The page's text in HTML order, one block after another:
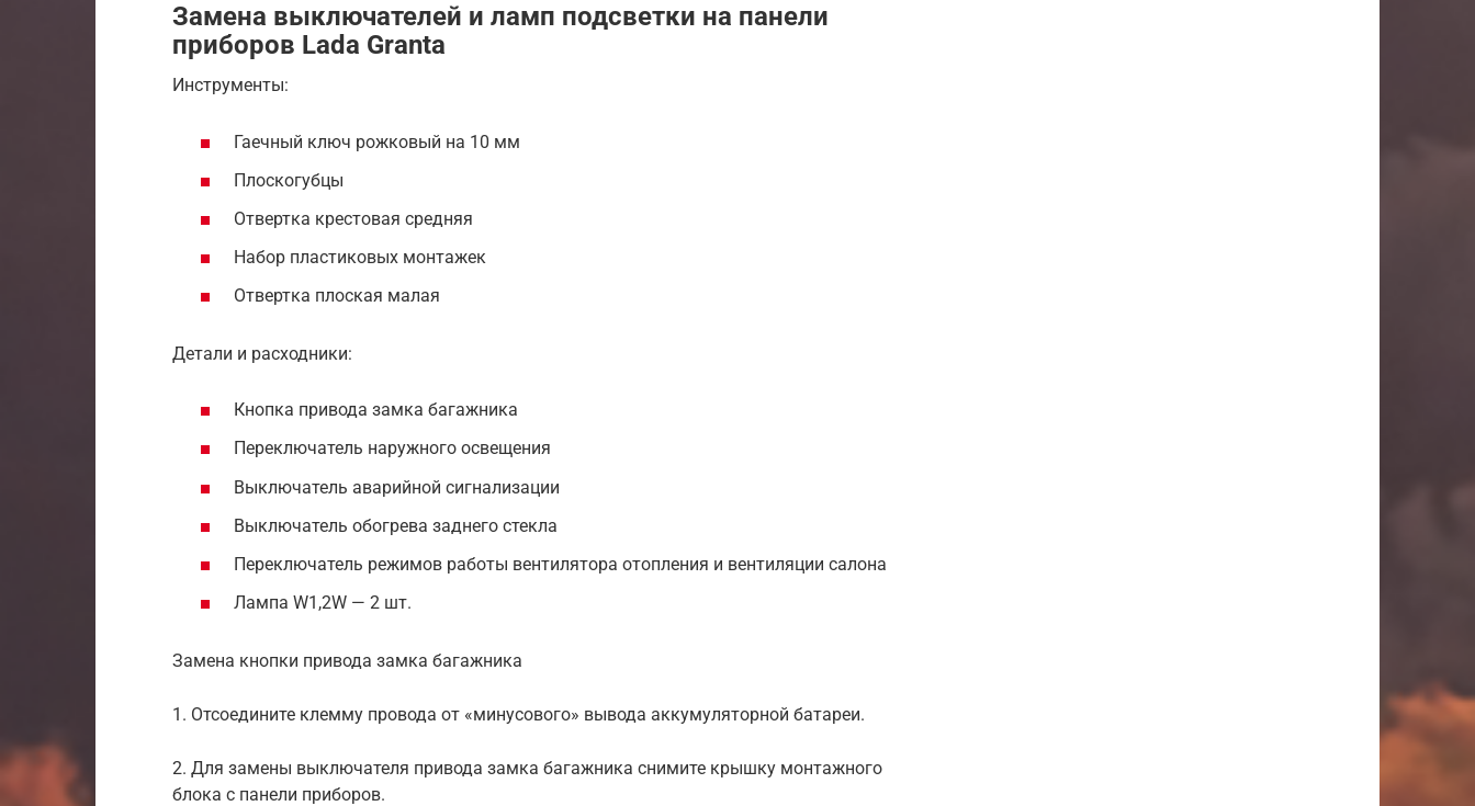
Замена выключателей и ламп подсветки на панели
приборов Lada Granta
Инструменты:
Гаечный ключ рожковый на 10 мм
Плоскогубцы
Отвертка крестовая средняя
Набор пластиковых монтажек
Отвертка плоская малая
Детали и расходники:
Кнопка привода замка багажника
Переключатель наружного освещения
Выключатель аварийной сигнализации
Выключатель обогрева заднего стекла
Переключатель режимов работы вентилятора отопления и вентиляции салона
Лампа W1,2W — 2 шт.
Замена кнопки привода замка багажника
1. Отсоедините клемму провода от «минусового» вывода аккумуляторной батареи.
2. Для замены выключателя привода замка багажника снимите крышку монтажного
блока с панели приборов.